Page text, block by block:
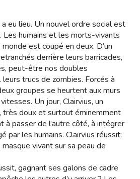
a eu lieu. Un nouvel ordre social est
Les humains et les morts-vivants
est coupé en deux. D’un
derrière leurs barricades,
peut-être nos doubles
trucs de zombies. Forcés à
groupes se heurtent aux murs
Un jour, Clairvius, un
très doux et surtout éminemment
à passer de l’autre côté, à intégrer
par les humains. Clairvius réussit:
vivant sur sa peau de
gagnant ses galons de cadre